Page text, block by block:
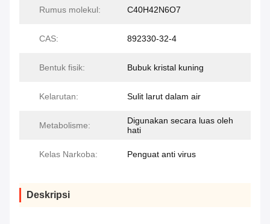
Rumus molekul: C40H42N6O7
CAS: 892330-32-4
Bentuk fisik: Bubuk kristal kuning
Kelarutan: Sulit larut dalam air
Metabolisme:
Digunakan secara luas oleh
hati
Kelas Narkoba: Penguat anti virus
Deskripsi